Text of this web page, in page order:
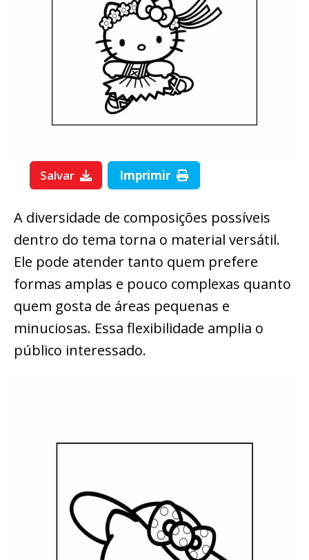
Salvar Imprimir
A diversidade de composições possíveis
dentro do tema torna o material versátil.
Ele pode atender tanto quem prefere
formas amplas e pouco complexas quanto
quem gosta de áreas pequenas e
minuciosas. Essa flexibilidade amplia o
público interessado.